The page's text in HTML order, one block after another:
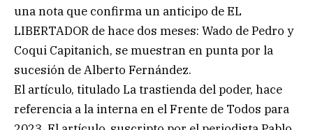
una nota que confirma un anticipo de EL
LIBERTADOR de hace dos meses: Wado de Pedro y
Coqui Capitanich, se muestran en punta por la
sucesión de Alberto Fernández.
El artículo, titulado La trastienda del poder, hace
referencia a la interna en el Frente de Todos para